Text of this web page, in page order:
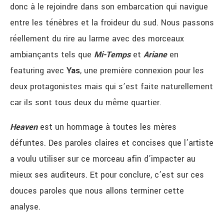
donc à le rejoindre dans son embarcation qui navigue
entre les ténèbres et la froideur du sud. Nous passons
réellement du rire au larme avec des morceaux
ambiançants tels que Mi-Tempset Ariane en
featuring avec Yas, une première connexion pour les
deux protagonistes mais qui s’est faite naturellement
car ils sont tous deux du même quartier.
Heavenest un hommage à toutes les mères
défuntes. Des paroles claires et concises que l’artiste
a voulu utiliser sur ce morceau afin d’impacter au
mieux ses auditeurs. Et pour conclure, c’est sur ces
douces paroles que nous allons terminer cette
analyse.